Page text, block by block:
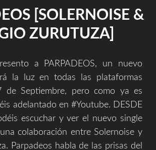
[SOLERNOISE &
ZURUTUZA]
a PARPADEOS, un nuevo
la luz en todas las plataformas
de Septiembre, pero como ya es
adelantado en #Youtube. DESDE
escuchar y ver el nuevo single
una colaboración entre Solernoise y
Parpadeos habla de las prisas del